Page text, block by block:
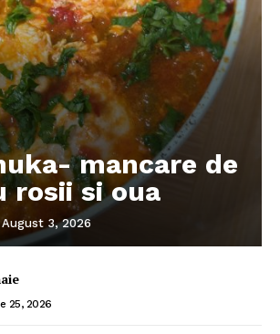
mancare de
rosii si oua
August 3, 2026
25, 2026